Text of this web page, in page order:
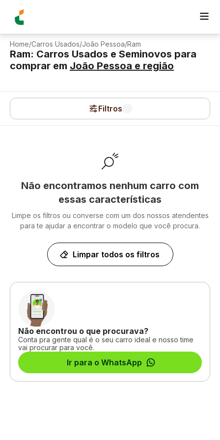
Home/Carros Usados/João Pessoa/Ram
Ram: Carros Usados e Seminovos para
comprar em João Pessoa e região
Filtros
Não encontramos nenhum carro com
essas características
Limpe os filtros ou converse com um dos nossos atendentes
para te ajudar a encontrar o modelo que você procura.
Limpar todos os filtros
Não encontrou o que procurava?
Conta pra gente qual é o seu carro ideal e nosso time
vai procurar para você.
Ir para o WhatsApp